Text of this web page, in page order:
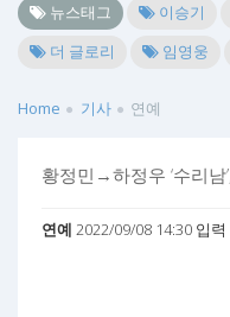
뉴스태그 이승기
더 글로리
임영웅
Home 기사 연예
황정민→하정우 ‘수리남
연예 2022/09/08 14:30 입력